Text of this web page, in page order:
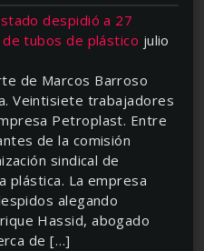
despidió a 27
tubos de plástico julio
de Marcos Barroso
Veintisiete trabajadores
Petroplast. Entre
de la comisión
sindical de
plástica. La empresa
alegando
Hassid, abogado
de […]